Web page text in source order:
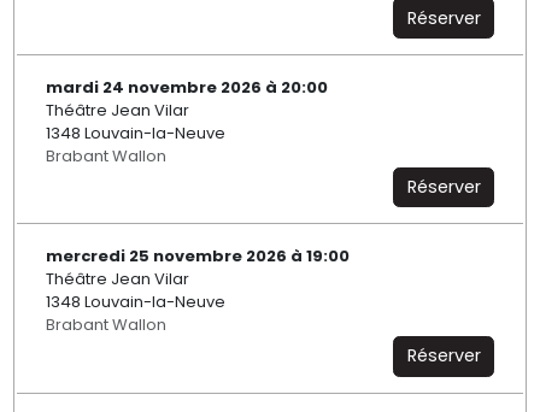
Réserver
mardi 24 novembre 2026 à 20:00
Théâtre Jean Vilar
1348 Louvain-la-Neuve
Brabant Wallon
Réserver
mercredi 25 novembre 2026 à 19:00
Théâtre Jean Vilar
1348 Louvain-la-Neuve
Brabant Wallon
Réserver